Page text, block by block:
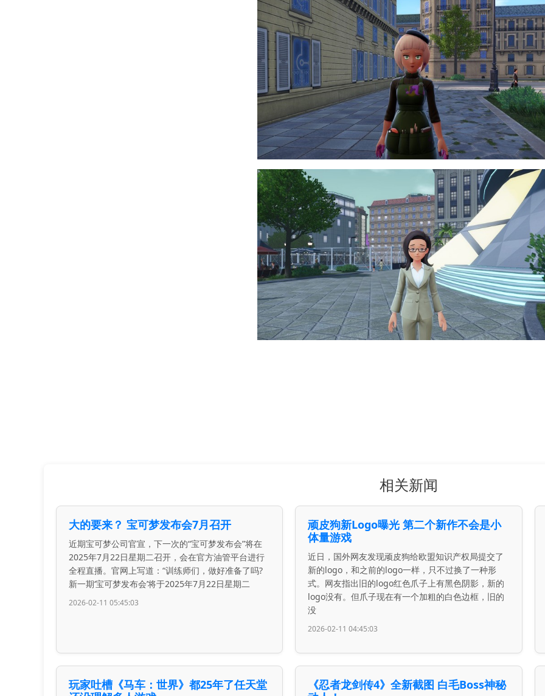
相关新闻
大的要来？ 宝可梦发布会7月召开
近期宝可梦公司官宣，下一次的“宝可梦发布会”将在
2025年7月22日星期二召开，会在官方油管平台进行
全程直播。官网上写道：“训练师们，做好准备了吗?
新一期‘宝可梦发布会’将于2025年7月22日星期二
2026-02-11 05:45:03
顽皮狗新Logo曝光 第二个新作不会是小
体量游戏
近日，国外网友发现顽皮狗给欧盟知识产权局提交了
新的logo，和之前的logo一样，只不过换了一种形
式。网友指出旧的logo红色爪子上有黑色阴影，新的
logo没有。但爪子现在有一个加粗的白色边框，旧的
没
2026-02-11 04:45:03
玩家吐槽《马车：世界》都25年了任天堂
《忍者龙剑传4》全新截图 白毛Boss神秘